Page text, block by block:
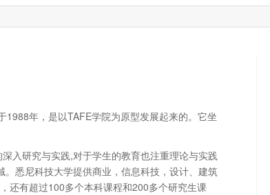
年，是以TAFE学院为原型发展起来的。它坐
入研究与实践,对于学生的教育也注重理论与实践
悉尼科技大学提供商业，信息科技，设计、建筑
还有超过100多个本科课程和200多个研究生课